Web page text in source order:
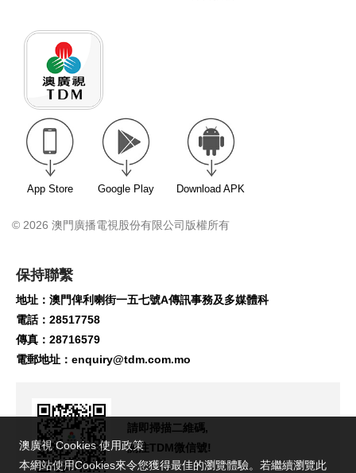
App Store Google Play Download APK
© 2026 澳門廣播電視股份有限公司版權所有
保持聯繫
地址：澳門俾利喇街一五七號A傳訊事務及多媒體科
電話：28517758
傳真：28716579
電郵地址： enquiry@tdm.com.mo
請即掃描二維碼,
關注TDM微信號!
澳廣視 Cookies 使用政策
本網站使用Cookies來令您獲得最佳的瀏覽體驗。若繼續瀏覽此